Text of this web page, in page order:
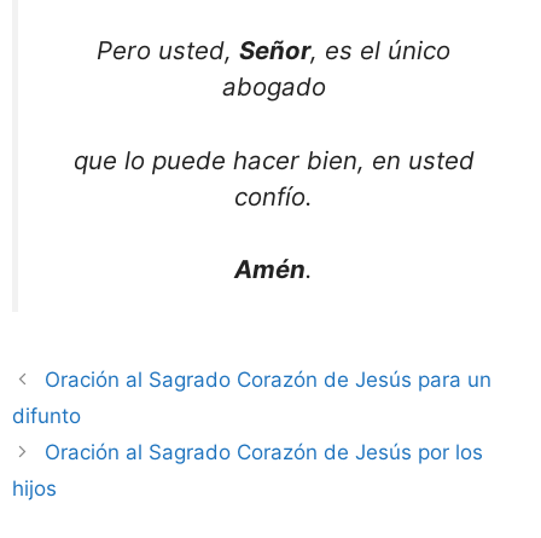
Pero usted, Señor, es el único
abogado
que lo puede hacer bien, en usted
confío.
Amén.
Oración al Sagrado Corazón de Jesús para un
difunto
Oración al Sagrado Corazón de Jesús por los
hijos